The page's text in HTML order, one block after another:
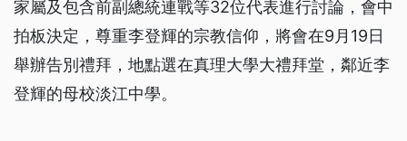
家屬及包含前副總統連戰等32位代表進行討論，會中
拍板決定，尊重李登輝的宗教信仰，將會在9月19日
舉辦告別禮拜，地點選在真理大學大禮拜堂，鄰近李
登輝的母校淡江中學。